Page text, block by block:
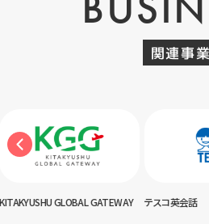
関連事業
GLOBAL GATEWAY テスコ英会話